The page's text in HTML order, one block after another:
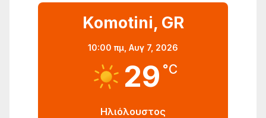
Komotini, GR
10:00 πμ, Αυγ 7, 2026
29 °C
Ηλιόλουστος